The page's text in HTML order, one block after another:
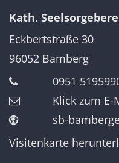
Kath.
Eckbertstraße 30
96052 Bamberg
0951
Klick zum E-
sb-
Visitenkarte